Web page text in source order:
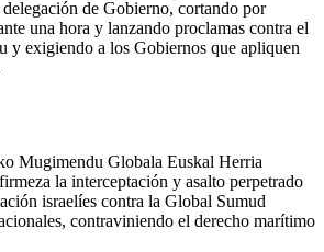
de Gobierno, cortando por
una hora y lanzando proclamas contra el
y exigiendo a los Gobiernos que apliquen
Mugimendu Globala Euskal Herria
la interceptación y asalto perpetrado
israelíes contra la Global Sumud
contraviniendo el derecho marítimo